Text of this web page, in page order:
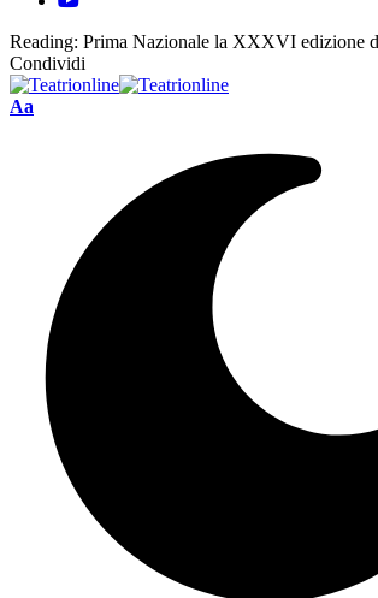
Reading: Prima Nazionale la XXXVI edizione
Condividi
Font
Aa